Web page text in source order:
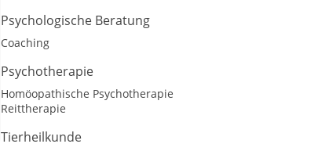
Psychologische Beratung
Coaching
Psychotherapie
Homöopathische Psychotherapie
Reittherapie
Tierheilkunde